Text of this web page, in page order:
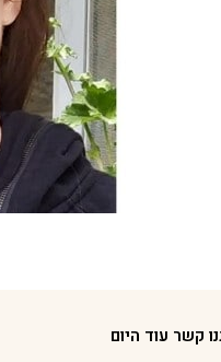
קשר עוד היום